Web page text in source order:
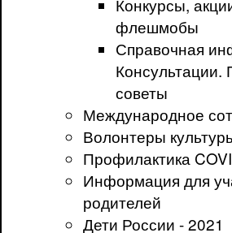
флешмобы
Справочная
Консультации.
советы
Международное
Волонтеры
Профилактика
Информация для
родителей
Дети России - 2021